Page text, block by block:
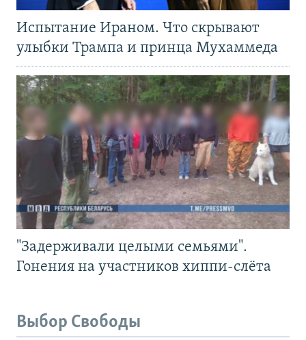
Испытание Ираном. Что скрывают
улыбки Трампа и принца Мухаммеда
"Задерживали целыми семьями".
Гонения на участников хиппи-слёта
Выбор Свободы